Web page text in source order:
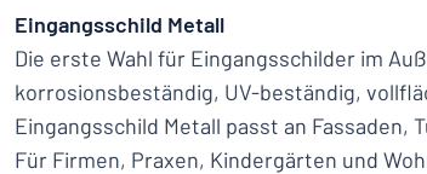
Eingangsschild Metall
Die erste Wahl für Eingangsschilder im
korrosionsbeständig, UV-beständig,
Eingangsschild Metall passt an Fassaden,
Für Firmen, Praxen, Kindergärten und